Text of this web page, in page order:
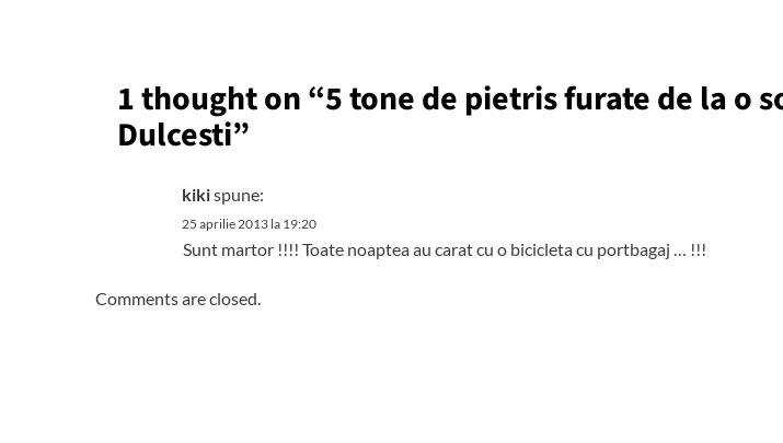
1 thought on “5 tone de pietris furate de la o
Dulcesti”
kikispune:
25 aprilie 2013 la 19:20
Sunt martor !!!! Toate noaptea au carat cu o bicicleta cu portbagaj … !!!
Comments are closed.